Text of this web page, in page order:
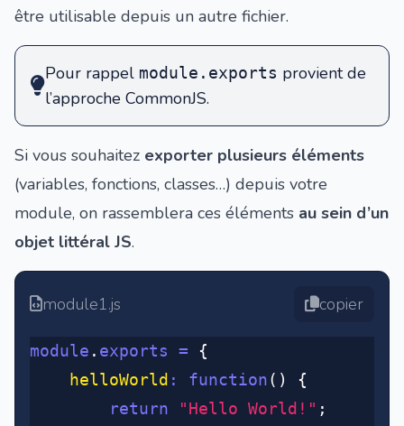
être utilisable depuis un autre fichier.
Pour rappel module.exports provient de
l’approche CommonJS.
Si vous souhaitez exporter plusieurs éléments
(variables, fonctions, classes…) depuis votre
module, on rassemblera ces éléments au sein d’un
objet littéral JS.
module1.js copier
module . exports = {
	helloWorld
: function() {
		return
"Hello World!" ;